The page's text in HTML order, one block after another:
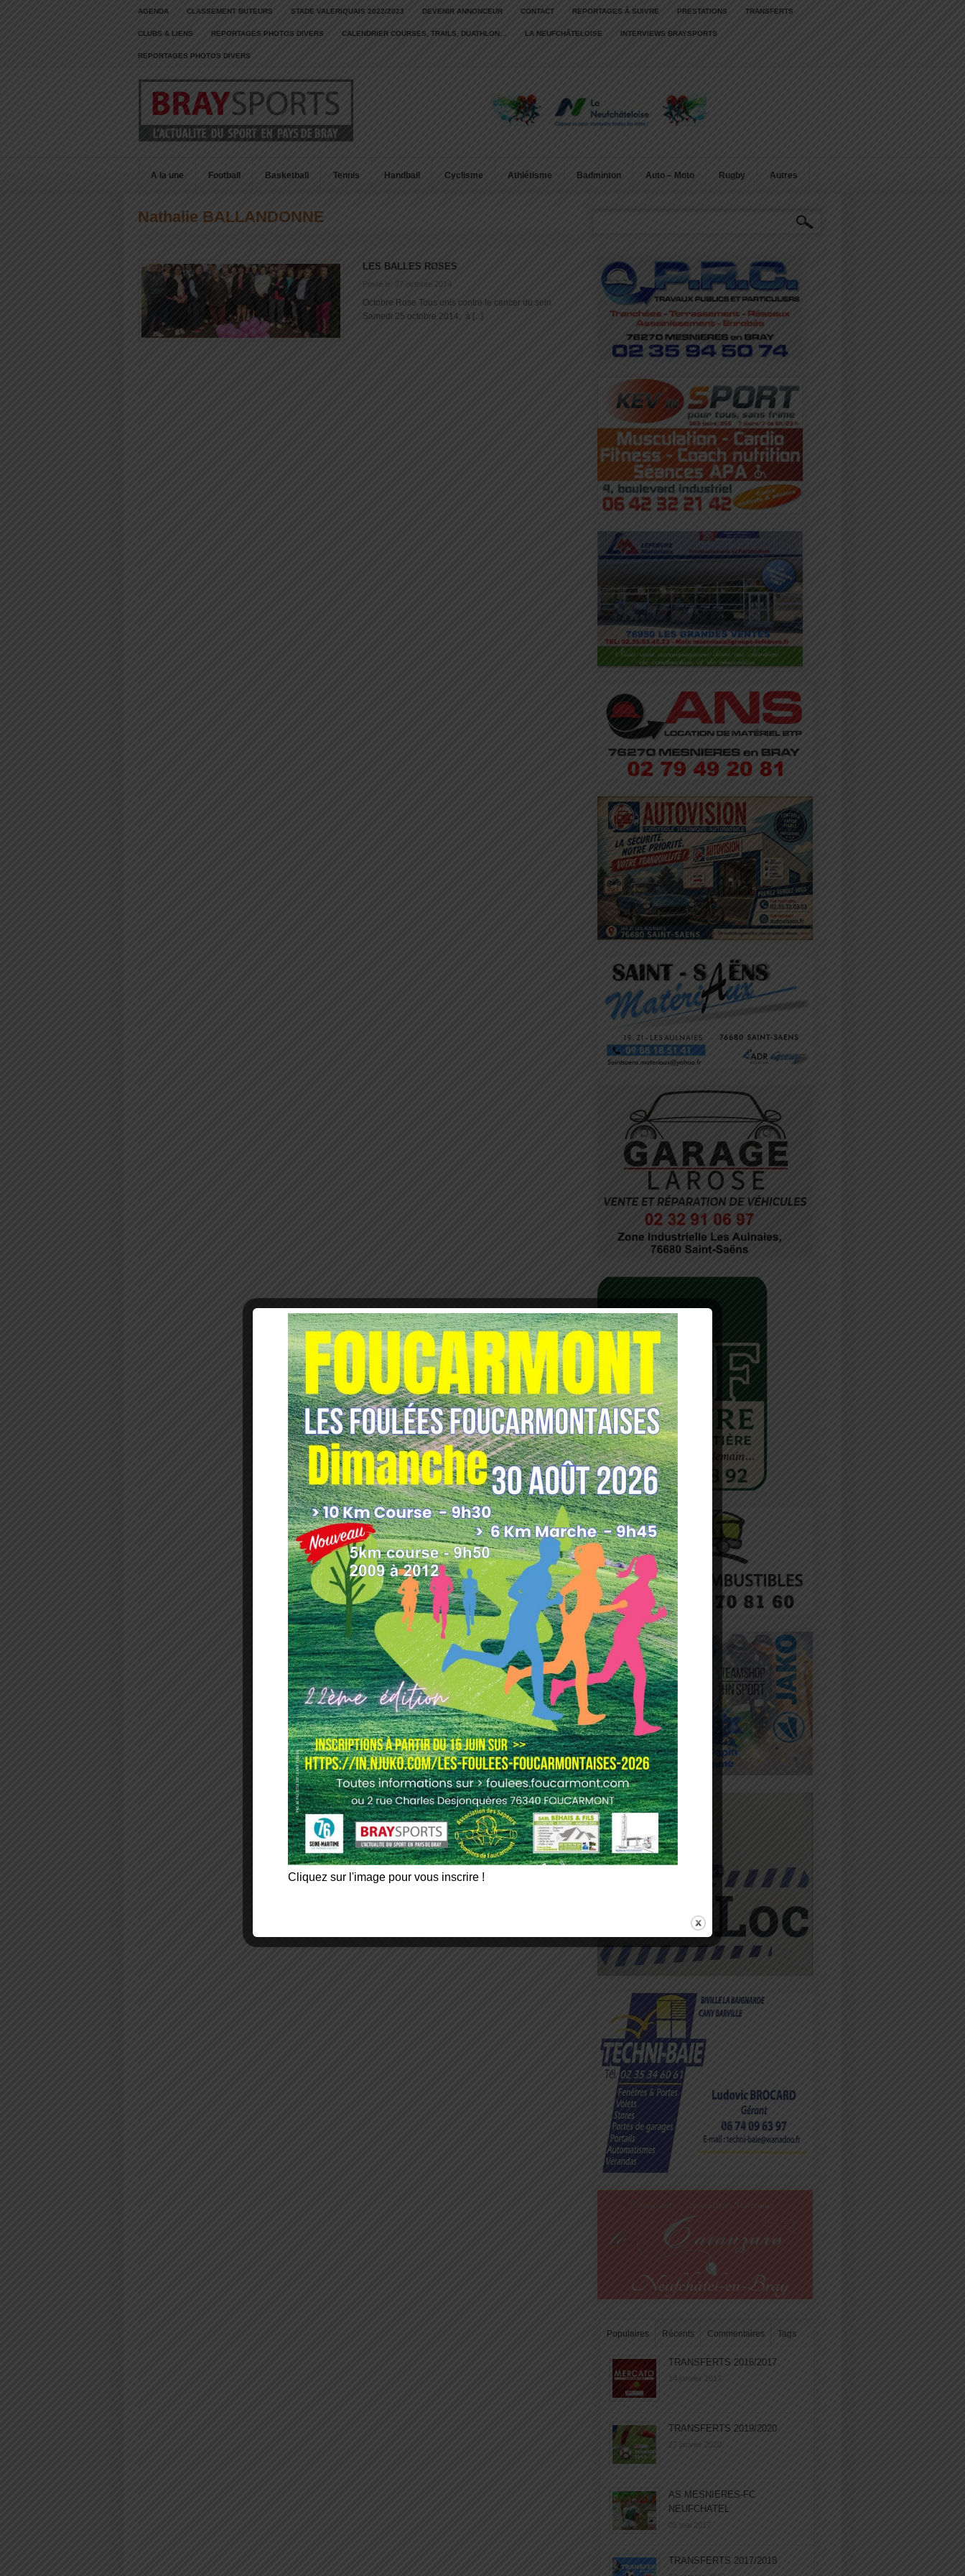
AGENDA CLASSEMENT BUTEURS STADE VALERIQUAIS 2022/2023 DEVENIR ANNONCEUR CONTACT REPORTAGES À SUIVRE PRESTATIONS TRANSFERTS
CLUBS & LIENS REPORTAGES PHOTOS DIVERS CALENDRIER COURSES, TRAILS, DUATHLON… LA NEUFCHÂTELOISE INTERVIEWS BRAYSPORTS
REPORTAGES PHOTOS DIVERS
A la une Football Basketball Tennis Handball Cyclisme Athlétisme Badminton Auto – Moto Rugby Autres
Nathalie BALLANDONNE
LES BALLES ROSES
Posté le: 27 octobre 2014
Octobre Rose Tous unis contre le cancer du sein
Samedi 25 octobre 2014, à [...]
Populaires Récents Commentaires Tags
TRANSFERTS 2016/2017
14 janvier 2017
TRANSFERTS 2019/2020
27 janvier 2020
AS MESNIERES-FC
NEUFCHATEL
05 mai 2017
TRANSFERTS 2017/2018
Cliquez sur l'image pour vous inscrire !